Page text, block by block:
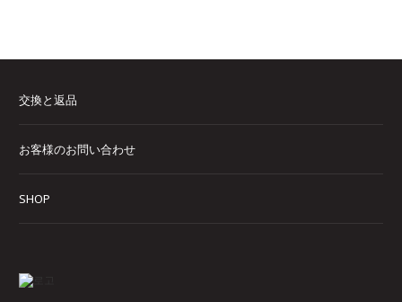
交換と返品
お客様のお問い合わせ
SHOP